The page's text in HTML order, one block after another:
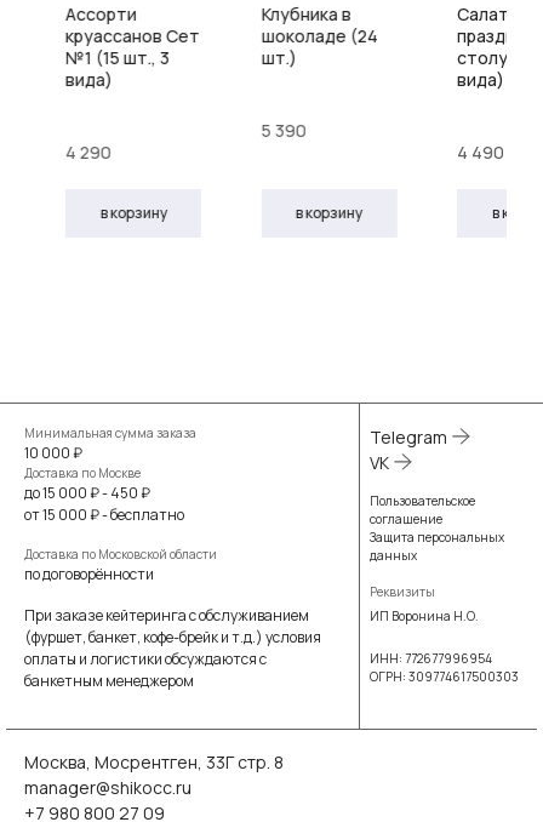
Ассорти
круассанов Сет
№1 (15 шт., 3
вида)
4 290
в корзину
Клубника в
шоколаде (24
шт.)
5 390
в корзину
Салатики
столу
вида)
4 490
в
Минимальная сумма заказа
10 000 ₽
Доставка по Москве
до 15 000 ₽ - 450 ₽
от 15 000 ₽ - бесплатно
Доставка по Московской области
по договорённости
При заказе кейтеринга с обслуживанием
(фуршет, банкет, кофе-брейк и т.д.) условия
оплаты и логистики обсуждаются с
банкетным менеджером
Telegram
VK
Пользовательское
соглашение
Защита персональных
данных
Реквизиты
ИП Воронина Н.О.
ИНН: 772677996954
ОГРН: 309774617500303
Москва, Мосрентген, 33Г стр. 8
manager@shikocc.ru
+7 980 800 27 09